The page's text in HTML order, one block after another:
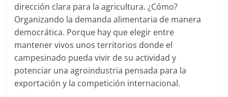
dirección clara para la agricultura. ¿Cómo?
Organizando la demanda alimentaria de manera
democrática. Porque hay que elegir entre
mantener vivos unos territorios donde el
campesinado pueda vivir de su actividad y
potenciar una agroindustria pensada para la
exportación y la competición internacional.